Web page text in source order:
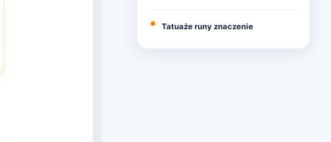
Tatuaże runy znaczenie